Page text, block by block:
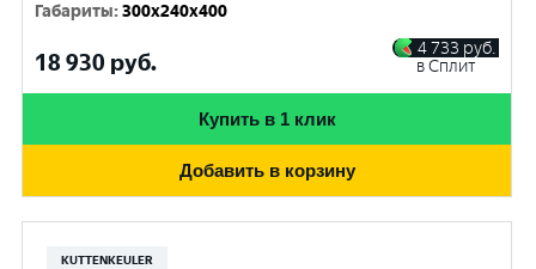
Габариты:300x240x400
18 930 руб.
4 733 руб.
в Сплит
Купить в 1 клик
Добавить в корзину
KUTTENKEULER